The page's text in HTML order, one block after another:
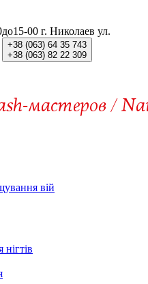
00 г. Николаев ул.
+38 (063) 64 35 743
+38 (063) 82 22 309
вій